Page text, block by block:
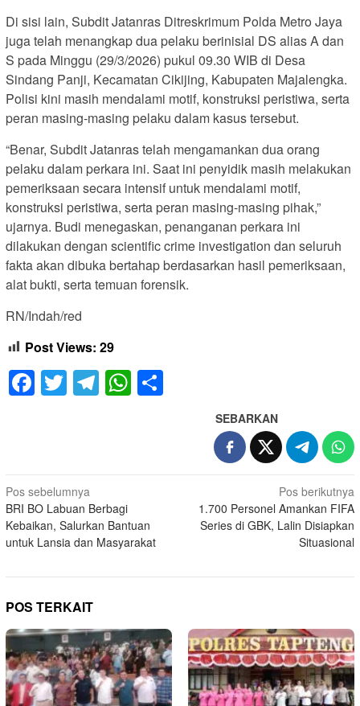
Di sisi lain, Subdit Jatanras Ditreskrimum Polda Metro Jaya
juga telah menangkap dua pelaku berinisial DS alias A dan
S pada Minggu (29/3/2026) pukul 09.30 WIB di Desa
Sindang Panji, Kecamatan Cikijing, Kabupaten Majalengka.
Polisi kini masih mendalami motif, konstruksi peristiwa, serta
peran masing-masing pelaku dalam kasus tersebut.
“Benar, Subdit Jatanras telah mengamankan dua orang
pelaku dalam perkara ini. Saat ini penyidik masih melakukan
pemeriksaan secara intensif untuk mendalami motif,
konstruksi peristiwa, serta peran masing-masing pihak,”
ujarnya. Budi menegaskan, penanganan perkara ini
dilakukan dengan scientific crime investigation dan seluruh
fakta akan dibuka bertahap berdasarkan hasil pemeriksaan,
alat bukti, serta temuan forensik.
RN/Indah/red
Post Views: 29
Facebook
TwitterTelegram
WhatsApp
SEBARKAN
Navigasi
pos
Pos sebelumnya
BRI BO Labuan Berbagi
Kebaikan, Salurkan Bantuan
untuk Lansia dan Masyarakat
Pos berikutnya
1.700 Personel Amankan FIFA
Series di GBK, Lalin Disiapkan
Situasional
POS TERKAIT